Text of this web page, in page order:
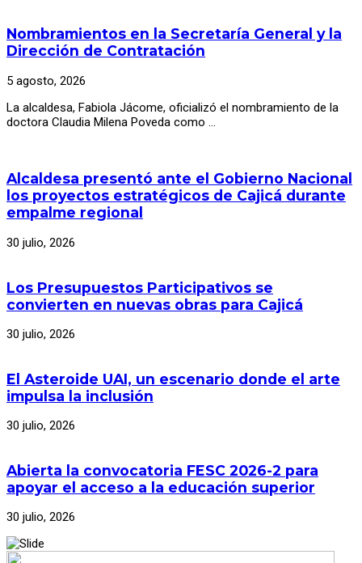
Nombramientos en la Secretaría General y la
Dirección de Contratación
5 agosto, 2026
La alcaldesa, Fabiola Jácome, oficializó el nombramiento de la
doctora Claudia Milena Poveda como …
Alcaldesa presentó ante el Gobierno Nacional
los proyectos estratégicos de Cajicá durante
empalme regional
30 julio, 2026
Los Presupuestos Participativos se
convierten en nuevas obras para Cajicá
30 julio, 2026
El Asteroide UAI, un escenario donde el arte
impulsa la inclusión
30 julio, 2026
Abierta la convocatoria FESC 2026-2 para
apoyar el acceso a la educación superior
30 julio, 2026